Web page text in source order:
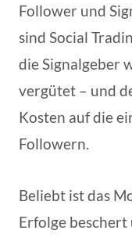
Follower und
sind Social
die Signalgeber
vergütet – und
Kosten auf die
Followern.
Beliebt ist das
Erfolge